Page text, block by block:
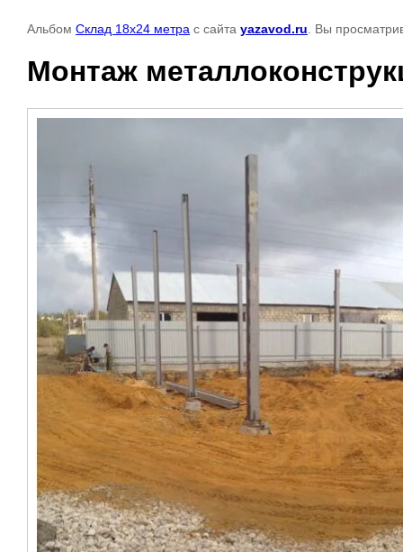
Альбом Склад 18х24 метра с сайта yazavod.ru . Вы
Монтаж